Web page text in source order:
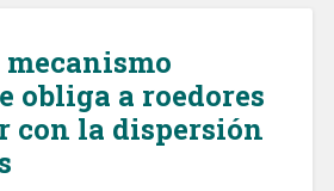
mecanismo
obliga a roedores
con la dispersión